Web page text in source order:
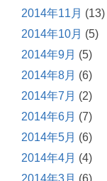
2014年11月 (13)
2014年10月 (5)
2014年9月 (5)
2014年8月 (6)
2014年7月 (2)
2014年6月 (7)
2014年5月 (6)
2014年4月 (4)